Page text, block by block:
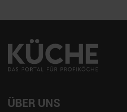
ÜBER UNS